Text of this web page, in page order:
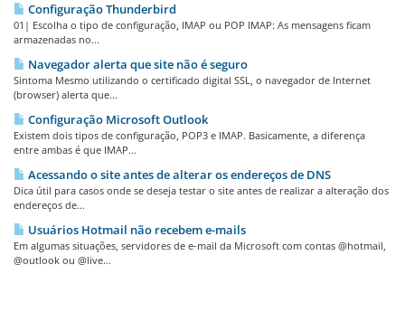
Configuração Thunderbird
01| Escolha o tipo de configuração, IMAP ou POP IMAP: As mensagens ficam
armazenadas no...
Navegador alerta que site não é seguro
Sintoma Mesmo utilizando o certificado digital SSL, o navegador de Internet
(browser) alerta que...
Configuração Microsoft Outlook
Existem dois tipos de configuração, POP3 e IMAP. Basicamente, a diferença
entre ambas é que IMAP...
Acessando o site antes de alterar os endereços de DNS
Dica útil para casos onde se deseja testar o site antes de realizar a alteração dos
endereços de...
Usuários Hotmail não recebem e-mails
Em algumas situações, servidores de e-mail da Microsoft com contas @hotmail,
@outlook ou @live...